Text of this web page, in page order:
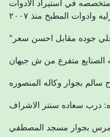
في استيراد الادوات
متفرع من ش جيهان